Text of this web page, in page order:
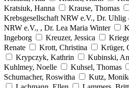
Kratsiuk, Hanna
Krause, Thomas
Krebsgesellschaft NRW e.V., Dr. Uhlig
NRW e.V., , Dr. Lea Maria Winter
Ingeborg
Kreuzer, Jessica
Renate
Krott, Christina Krüger,
Krypczyk, Kathrin
Kubinski,
Kuhlmey, Noelle
Kuhsel, Thomas
Schumacher, Roswitha
Kutz,